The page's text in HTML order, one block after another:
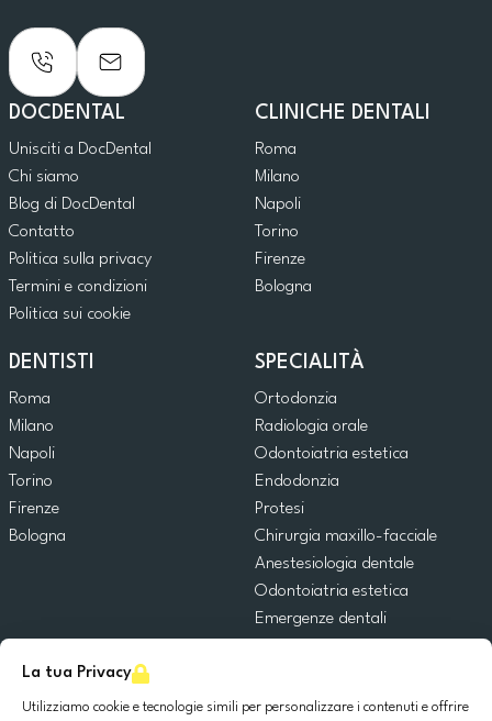
La tua Privacy
Utilizziamo cookie e tecnologie simili per personalizzare i contenuti e offrire
DOCDENTAL
Unisciti a DocDental
Chi siamo
Blog di DocDental
Contatto
Politica sulla privacy
Termini e condizioni
Politica sui cookie
CLINICHE DENTALI
Roma
Milano
Napoli
Torino
Firenze
Bologna
DENTISTI
Roma
Milano
Napoli
Torino
Firenze
Bologna
SPECIALITÀ
Ortodonzia
Radiologia orale
Odontoiatria estetica
Endodonzia
Protesi
Chirurgia maxillo-facciale
Anestesiologia dentale
Odontoiatria estetica
Emergenze dentali
Chirurgia orale